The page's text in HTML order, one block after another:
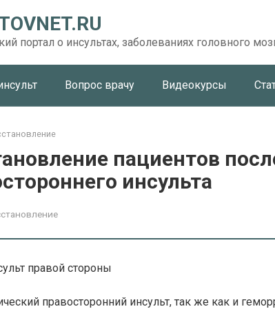
портал о инсультах, заболеваниях головного
Вопрос врачу Видеокурсы
пациентов
инсульта
правосторонний инсульт, так же как и